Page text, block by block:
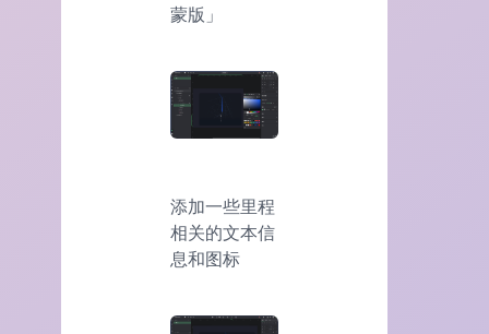
蒙版」
添加一些里程
相关的文本信
息和图标